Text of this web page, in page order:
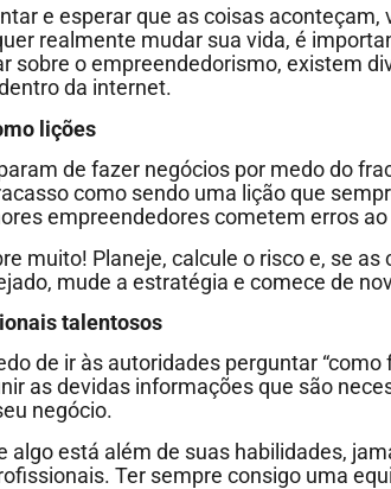
e esperar que as coisas aconteçam,
realmente mudar sua vida, é
sobre o empreendedorismo, existem
da internet.
lições
de fazer negócios por medo do
como sendo uma lição que
empreendedores cometem erros
muito! Planeje, calcule o risco e, se as
mude a estratégia e comece de
talentosos
de ir às autoridades perguntar “como
as devidas informações que são
negócio.
algo está além de suas habilidades,
Ter sempre consigo uma